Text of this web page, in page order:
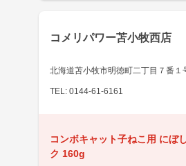
コメリパワー苫小牧西店
北海道苫小牧市明徳町二丁目７番１
TEL: 0144-61-6161
コンボキャット子ねこ用 にぼ
ク 160g